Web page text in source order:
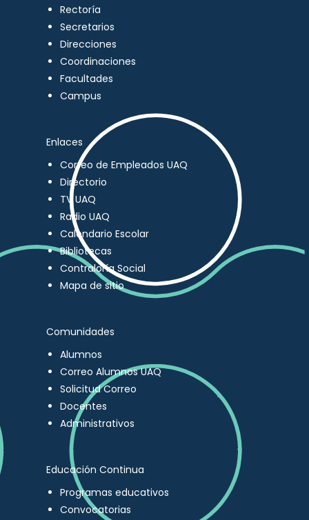
Rectoría
Secretarios
Direcciones
Coordinaciones
Facultades
Campus
Enlaces
Correo de Empleados UAQ
Directorio
TV UAQ
Radio UAQ
Calendario Escolar
Bibliotecas
Contraloría Social
Mapa de sitio
Comunidades
Alumnos
Correo Alumnos UAQ
Solicitud Correo
Docentes
Administrativos
Educación Continua
Programas educativos
Convocatorias